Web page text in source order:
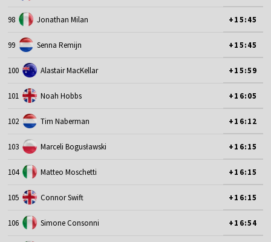
98 Jonathan Milan +15:45
99 Senna Remijn +15:45
100 Alastair MacKellar +15:59
101 Noah Hobbs +16:05
102 Tim Naberman +16:12
103 Marceli Bogusławski +16:15
104 Matteo Moschetti +16:15
105 Connor Swift +16:15
106 Simone Consonni +16:54